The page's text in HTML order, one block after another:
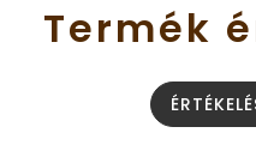
Termék